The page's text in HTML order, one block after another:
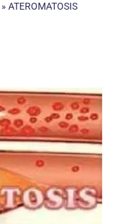
» ATEROMATOSIS